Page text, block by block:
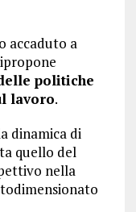
accaduto a
politiche
lavoro.
dinamica di
quello del
nella